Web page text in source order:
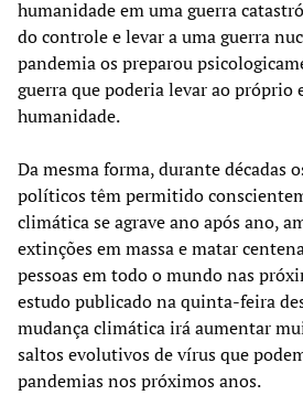
humanidade em uma guerra
do controle e levar a uma guerra
pandemia os preparou
guerra que poderia levar ao próprio
humanidade.
Da mesma forma, durante décadas
políticos têm permitido
climática se agrave ano após ano,
extinções em massa e matar
pessoas em todo o mundo nas
estudo publicado na quinta-feira
mudança climática irá aumentar
saltos evolutivos de vírus que
pandemias nos próximos anos.